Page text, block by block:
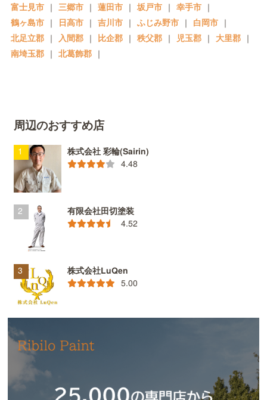
富士見市 ｜ 三郷市 ｜ 蓮田市 ｜ 坂戸市 ｜ 幸手市 ｜
鶴ヶ島市 ｜ 日高市 ｜ 吉川市 ｜ ふじみ野市 ｜ 白岡市 ｜
北足立郡 ｜ 入間郡 ｜ 比企郡 ｜ 秩父郡 ｜ 児玉郡 ｜ 大里郡 ｜
南埼玉郡 ｜ 北葛飾郡 ｜
周辺のおすすめ店
株式会社 彩輪(Sairin)
4.48
有限会社田切塗装
4.52
株式会社LuQen
5.00